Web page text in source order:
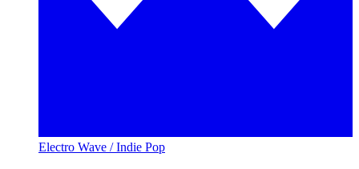
Electro Wave / Indie Pop